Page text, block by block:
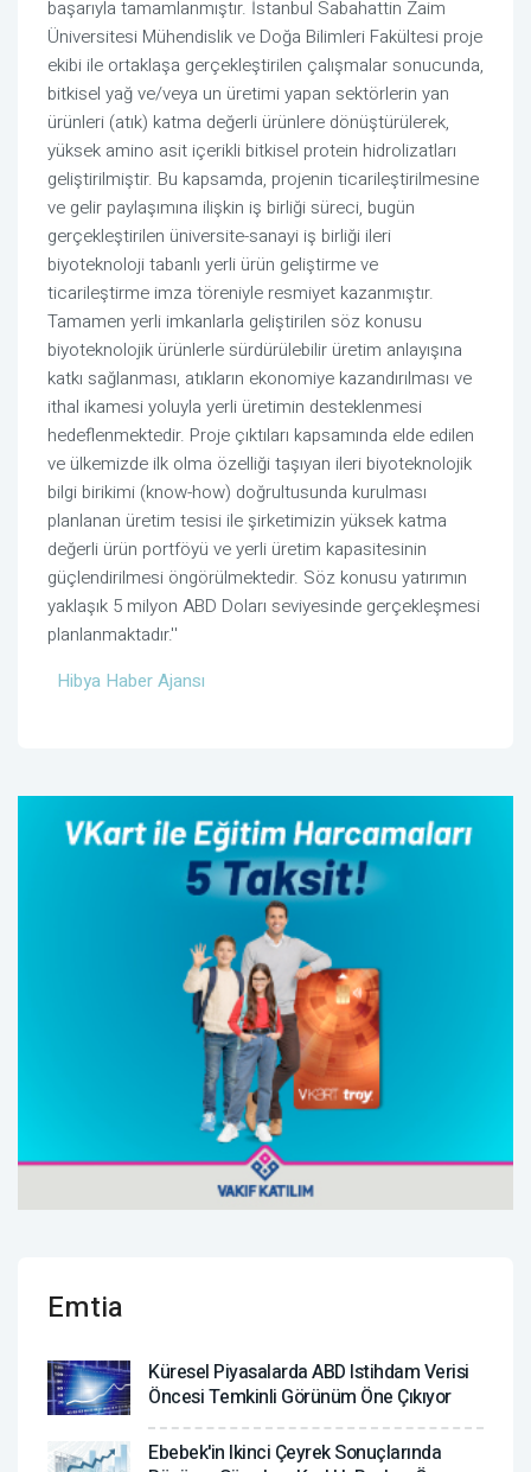
başarıyla tamamlanmıştır. İstanbul Sabahattin Zaim
Üniversitesi Mühendislik ve Doğa Bilimleri Fakültesi proje
ekibi ile ortaklaşa gerçekleştirilen çalışmalar sonucunda,
bitkisel yağ ve/veya un üretimi yapan sektörlerin yan
ürünleri (atık) katma değerli ürünlere dönüştürülerek,
yüksek amino asit içerikli bitkisel protein hidrolizatları
geliştirilmiştir. Bu kapsamda, projenin ticarileştirilmesine
ve gelir paylaşımına ilişkin iş birliği süreci, bugün
gerçekleştirilen üniversite-sanayi iş birliği ileri
biyoteknoloji tabanlı yerli ürün geliştirme ve
ticarileştirme imza töreniyle resmiyet kazanmıştır.
Tamamen yerli imkanlarla geliştirilen söz konusu
biyoteknolojik ürünlerle sürdürülebilir üretim anlayışına
katkı sağlanması, atıkların ekonomiye kazandırılması ve
ithal ikamesi yoluyla yerli üretimin desteklenmesi
hedeflenmektedir. Proje çıktıları kapsamında elde edilen
ve ülkemizde ilk olma özelliği taşıyan ileri biyoteknolojik
bilgi birikimi (know-how) doğrultusunda kurulması
planlanan üretim tesisi ile şirketimizin yüksek katma
değerli ürün portföyü ve yerli üretim kapasitesinin
güçlendirilmesi öngörülmektedir. Söz konusu yatırımın
yaklaşık 5 milyon ABD Doları seviyesinde gerçekleşmesi
planlanmaktadır.''
Hibya Haber Ajansı
Emtia
Küresel Piyasalarda ABD Istihdam Verisi
Öncesi Temkinli Görünüm Öne Çıkıyor
Ebebek'in Ikinci Çeyrek Sonuçlarında